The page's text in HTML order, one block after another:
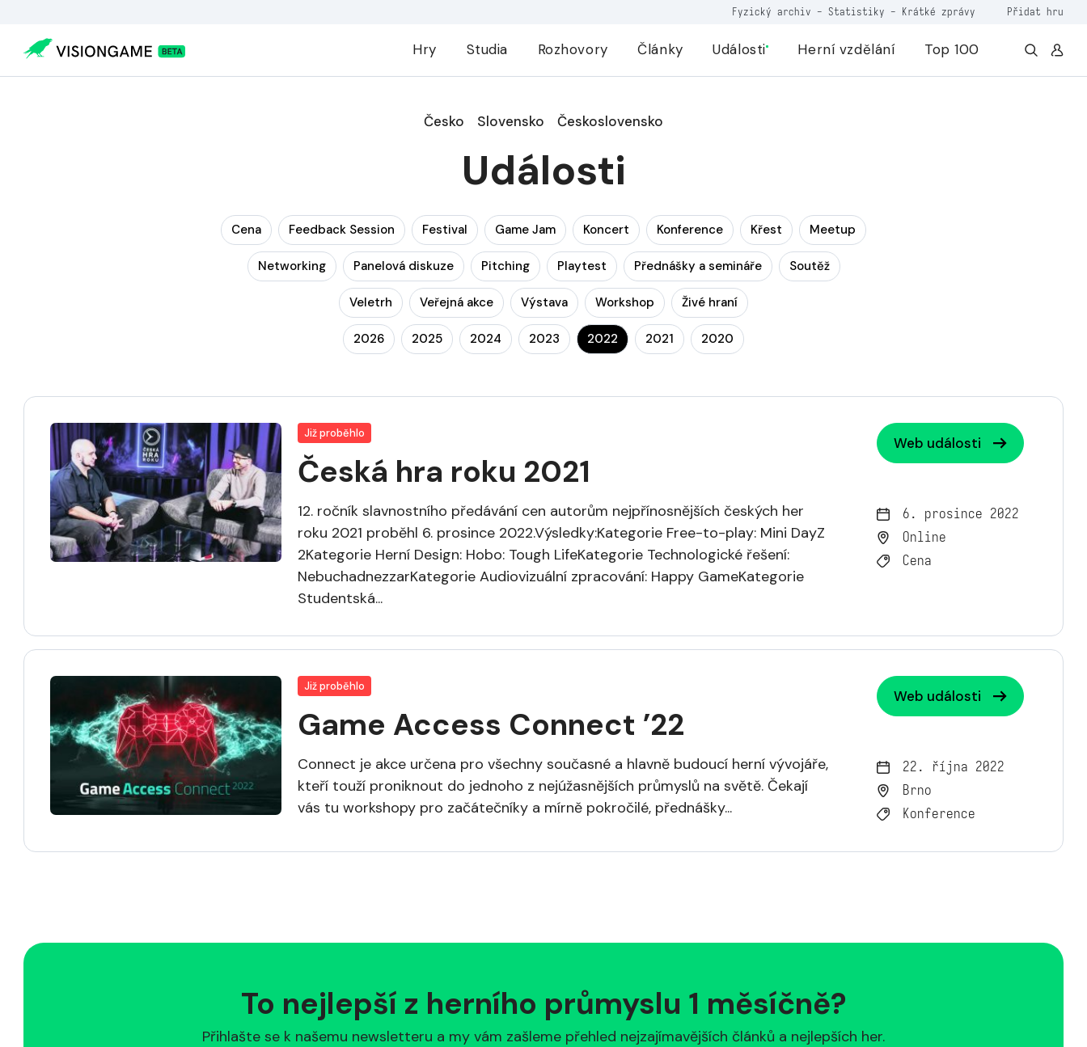
Fyzický archiv - Statistiky - Krátké zprávy Přidat hru
Hry Studia Rozhovory Články Události Herní vzdělání Top 100
Česko Slovensko Československo
Události
Cena Feedback Session Festival Game Jam Koncert Konference Křest Meetup
Networking Panelová diskuze Pitching Playtest Přednášky a semináře Soutěž
Veletrh Veřejná akce Výstava Workshop Živé hraní
2026 2025 2024 2023 2022 2021 2020
Již proběhlo
Česká hra roku 2021
12. ročník slavnostního předávání cen autorům nejpřínosnějších českých her
roku 2021 proběhl 6. prosince 2022.Výsledky:Kategorie Free-to-play: Mini DayZ
2Kategorie Herní Design: Hobo: Tough LifeKategorie Technologické řešení:
NebuchadnezzarKategorie Audiovizuální zpracování: Happy GameKategorie
Studentská...
Web události
6. prosince 2022
Online
Cena
Již proběhlo
Game Access Connect ’22
Connect je akce určena pro všechny současné a hlavně budoucí herní vývojáře,
kteří touží proniknout do jednoho z nejúžasnějších průmyslů na světě. Čekají
vás tu workshopy pro začátečníky a mírně pokročilé, přednášky...
Web události
22. října 2022
Brno
Konference
To nejlepší z herního průmyslu 1 měsíčně?
Přihlašte se k našemu newsletteru a my vám zašleme přehled nejzajímavějších článků a nejlepších her.